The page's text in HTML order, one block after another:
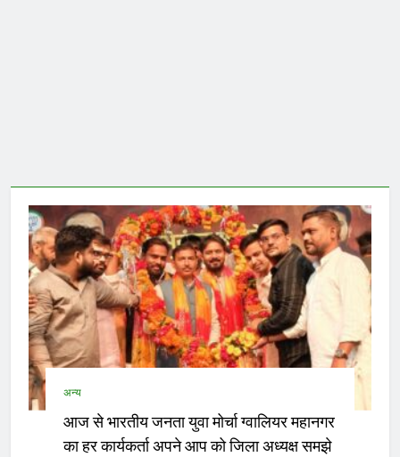
अन्य
आज से भारतीय जनता युवा मोर्चा ग्वालियर महानगर
का हर कार्यकर्ता अपने आप को जिला अध्यक्ष समझे